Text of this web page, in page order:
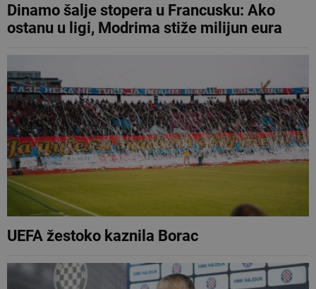
Dinamo šalje stopera u Francusku: Ako
ostanu u ligi, Modrima stiže milijun eura
UEFA žestoko kaznila Borac